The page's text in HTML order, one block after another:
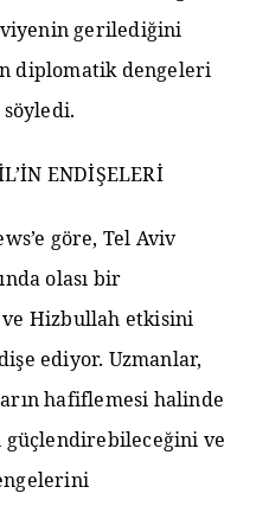
gerilediğini
diplomatik dengeleri
ENDİŞELERİ
göre, Tel Aviv
olası bir
Hizbullah etkisini
ediyor. Uzmanlar,
hafiflemesi halinde
ve